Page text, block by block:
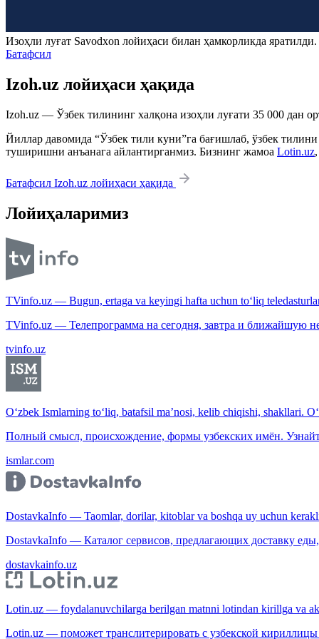
Изоҳли луғат Savodxon лойиҳаси билан ҳамкорликда яратилди.
Батафсил
Izoh.uz лойиҳаси ҳақида
Izoh.uz — Ўзбек тилининг халқона изоҳли луғати 35 000 дан
Йиллар давомида “Ўзбек тили куни”га бағишлаб, ўзбек
туширишни анъанага айлантирганмиз. Бизнинг жамоа Lotin.uz,
Батафсил Izoh.uz лойиҳаси ҳақида
Лойиҳаларимиз
TVinfo.uz — Bugun, ertaga va keyingi hafta uchun to‘liq
TVinfo.uz — Телепрограмма на сегодня, завтра и ближайшую
tvinfo.uz
O‘zbek Ismlarning to‘liq, batafsil ma’nosi, kelib chiqishi, shakllari.
Полный смысл, происхождение, формы узбекских имён.
ismlar.com
DostavkaInfo — Taomlar, dorilar, kitoblar va boshqa uy uchun
DostavkaInfo — Каталог сервисов, предлагающих доставку
dostavkainfo.uz
Lotin.uz — foydalanuvchilarga berilgan matnni lotindan kirillga va
Lotin.uz — поможет транслитерировать с узбекской